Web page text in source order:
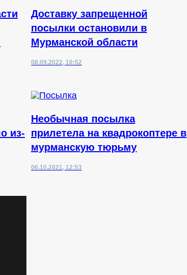
Доставку запрещенной
посылки остановили в
Мурманской области
08.09.2022, 10:52
из-
Необычная посылка
прилетела на квадрокоптере в
мурманскую тюрьму
06.10.2021, 12:53